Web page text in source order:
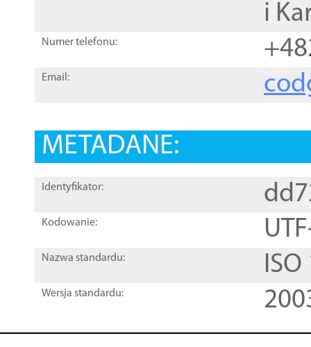
i
Numer telefonu:
Email:
METADANE:
Identyfikator:
Kodowanie:
Nazwa standardu:
Wersja standardu: